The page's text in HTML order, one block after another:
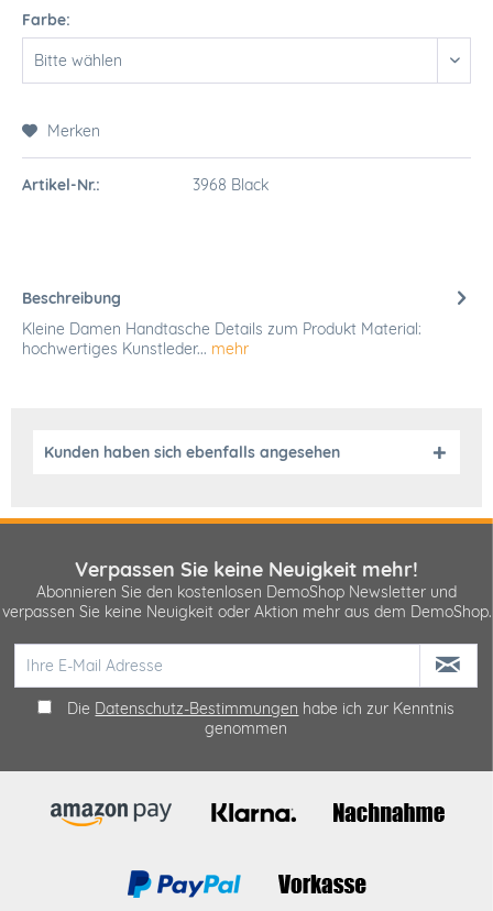
Farbe:
Merken
Artikel-Nr.: 3968 Black
Beschreibung
Kleine Damen Handtasche Details zum Produkt Material:
hochwertiges Kunstleder... mehr
Kunden haben sich ebenfalls angesehen
Verpassen Sie keine Neuigkeit mehr!
Abonnieren Sie den kostenlosen DemoShop Newsletter und
verpassen Sie keine Neuigkeit oder Aktion mehr aus dem DemoShop.
Die Datenschutz-Bestimmungen habe ich zur Kenntnis
genommen